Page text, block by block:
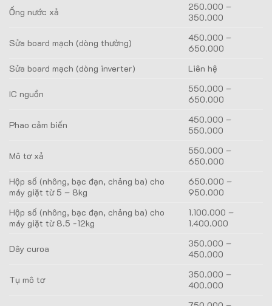
Ống nước xả
250.000 –
350.000
Sửa board mạch (dòng thường)
450.000 –
650.000
Sửa board mạch (dòng inverter)
Liên hệ
IC nguồn
550.000 –
650.000
Phao cảm biến
450.000 –
550.000
Mô tơ xả
550.000 –
650.000
Hộp số (nhông, bạc đạn, chảng ba) cho
máy giặt từ 5 – 8kg
650.000 –
950.000
Hộp số (nhông, bạc đạn, chảng ba) cho
máy giặt từ 8.5 -12kg
1.100.000 –
1.400.000
Dây curoa
350.000 –
450.000
Tụ mô tơ
350.000 –
400.000